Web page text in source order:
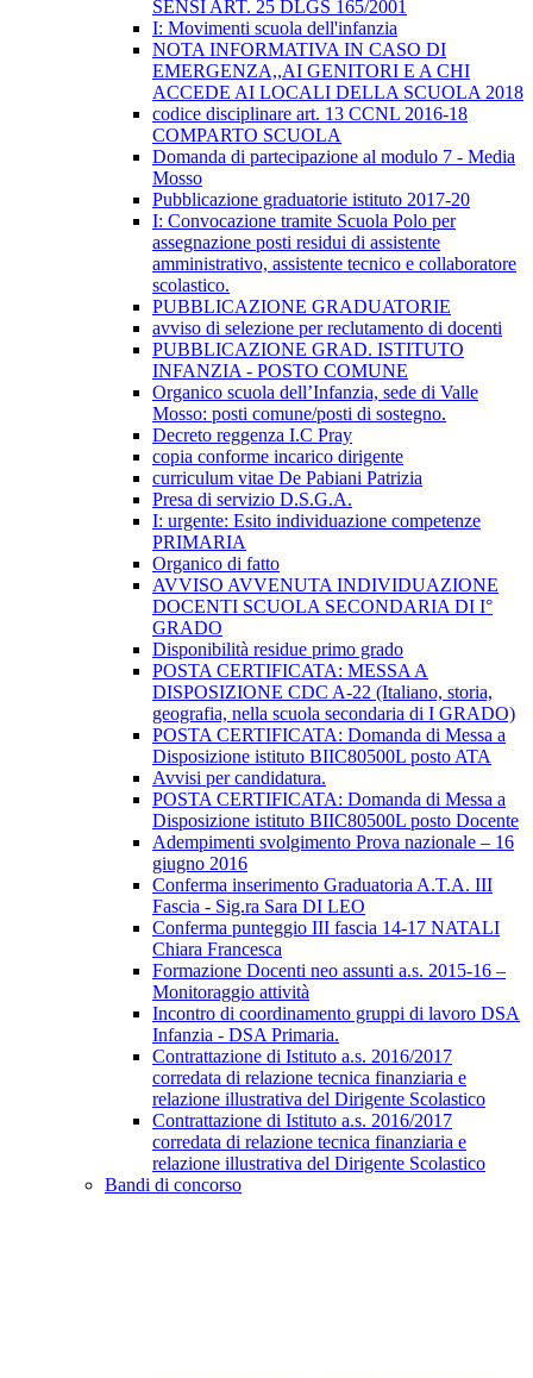
SENSI ART. 25 DLGS 165/2001
I: Movimenti scuola dell'infanzia
NOTA INFORMATIVA IN CASO DI
EMERGENZA,,AI GENITORI E A CHI
ACCEDE AI LOCALI DELLA SCUOLA 2018
codice disciplinare art. 13 CCNL 2016-18
COMPARTO SCUOLA
Domanda di partecipazione al modulo 7 - Media
Mosso
Pubblicazione graduatorie istituto 2017-20
I: Convocazione tramite Scuola Polo per
assegnazione posti residui di assistente
amministrativo, assistente tecnico e collaboratore
scolastico.
PUBBLICAZIONE GRADUATORIE
avviso di selezione per reclutamento di docenti
PUBBLICAZIONE GRAD. ISTITUTO
INFANZIA - POSTO COMUNE
Organico scuola dell’Infanzia, sede di Valle
Mosso: posti comune/posti di sostegno.
Decreto reggenza I.C Pray
copia conforme incarico dirigente
curriculum vitae De Pabiani Patrizia
Presa di servizio D.S.G.A.
I: urgente: Esito individuazione competenze
PRIMARIA
Organico di fatto
AVVISO AVVENUTA INDIVIDUAZIONE
DOCENTI SCUOLA SECONDARIA DI I°
GRADO
Disponibilità residue primo grado
POSTA CERTIFICATA: MESSA A
DISPOSIZIONE CDC A-22 (Italiano, storia,
geografia, nella scuola secondaria di I GRADO)
POSTA CERTIFICATA: Domanda di Messa a
Disposizione istituto BIIC80500L posto ATA
Avvisi per candidatura.
POSTA CERTIFICATA: Domanda di Messa a
Disposizione istituto BIIC80500L posto Docente
Adempimenti svolgimento Prova nazionale – 16
giugno 2016
Conferma inserimento Graduatoria A.T.A. III
Fascia - Sig.ra Sara DI LEO
Conferma punteggio III fascia 14-17 NATALI
Chiara Francesca
Formazione Docenti neo assunti a.s. 2015-16 –
Monitoraggio attività
Incontro di coordinamento gruppi di lavoro DSA
Infanzia - DSA Primaria.
Contrattazione di Istituto a.s. 2016/2017
corredata di relazione tecnica finanziaria e
relazione illustrativa del Dirigente Scolastico
Contrattazione di Istituto a.s. 2016/2017
corredata di relazione tecnica finanziaria e
relazione illustrativa del Dirigente Scolastico
Bandi di concorso